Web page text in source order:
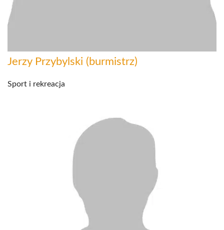
Jerzy Przybylski (burmistrz)
Sport i rekreacja